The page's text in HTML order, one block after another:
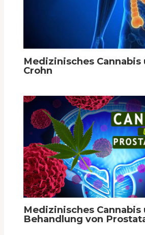
Medizinisches Cannabis
Crohn
Medizinisches Cannabis
Behandlung von